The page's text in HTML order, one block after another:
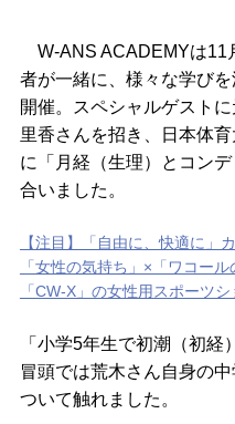
W-ANS ACADEMYは11
者が一緒に、様々な学び
開催。スペシャルゲスト
里香さんを招き、日本体
に「月経（生理）とコン
合いました。
【注目】「自由に、快適に
「女性の気持ち」×「ワコー
「CW-X」の女性用スポーツ
「小学5年生で初潮（初経
冒頭では荒木さん自身の
ついて触れました。